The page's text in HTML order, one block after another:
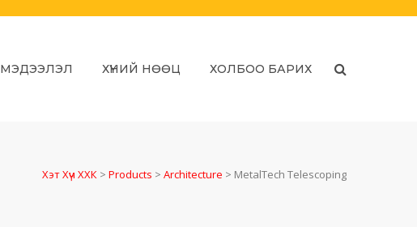
МЭДЭЭЛЭЛ ХҮНИЙ НӨӨЦ ХОЛБОО БАРИХ
Хэт Хүч ХХК > Products > Architecture > MetalTech Telescoping